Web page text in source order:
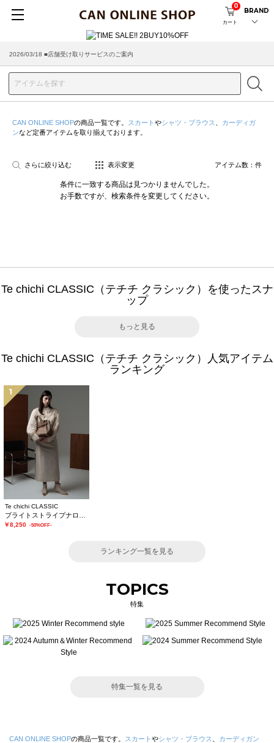
カート
0
BRAND
2026/03/18 ■店舗受け取りサービスのご案内
CAN ONLINE SHOPの商品一覧です。 スカート やシャツ・ブラウス
カーディガ
ンなど定番アイテムを取り揃えております。
さらに絞り込む 表示変更 アイテム数： 件
条件に一致する商品は見つかりませんでした。
お手数ですが、検索条件を変更してください。
Te chichi CLASSIC（テチチ クラシック）を使ったスナ
ップ
もっと見る
Te chichi CLASSIC（テチチ クラシック）人気アイテム
ランキング
1
Te chichi CLASSIC
￥8,250 -50%OFF-
ランキング一覧を見る
TOPICS
特集
特集一覧を見る
CAN ONLINE SHOPの商品一覧です。 スカート やシャツ・ブラウス
カーディガン